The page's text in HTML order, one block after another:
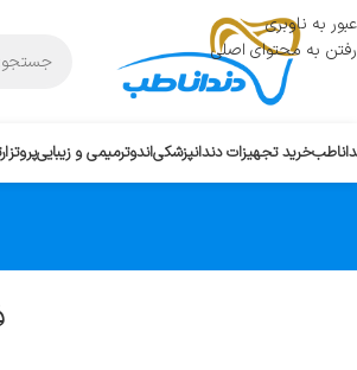
عبور به ناوبری
رفتن به محتوای اصلی
خرید تجهیزات دندانپزشکیاندوترمیمی و زیباییپروتز